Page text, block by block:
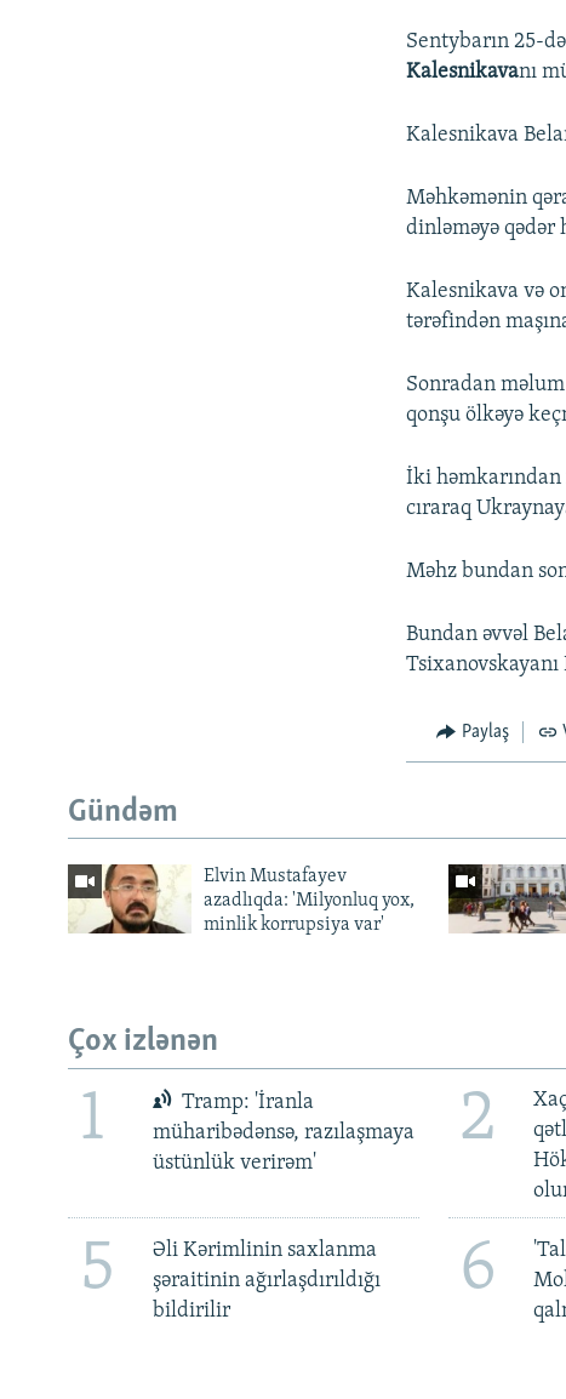
Sentybarın 25-
Kalesnikavanı
Kalesnikava
Məhkəmənin
dinləməyə qədər
Kalesnikava və
tərəfindən
Sonradan
qonşu ölkəyə
İki həmkarından
cıraraq
Məhz bundan
Bundan əvvəl
Paylaş
Gündəm
Elvin Mustafayev
azadlıqda: 'Milyonluq yox,
minlik korrupsiya var'
Çox izlənən
1
Tramp: 'İranla
müharibədənsə, razılaşmaya
üstünlük verirəm'
2
5
Əli Kərimlinin saxlanma
şəraitinin ağırlaşdırıldığı
bildirilir
6